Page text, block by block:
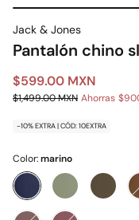
Jack & Jones
Pantalón chino
$599.00 MXN
$1,499.00 MXN Ahorras
-10% EXTRA | CÓD: 10EXTRA
Color:marino